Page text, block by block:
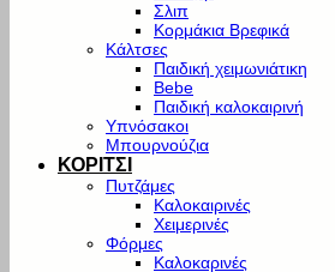
Σλιπ
Κορμάκια Βρεφικά
Κάλτσες
Παιδική χειμωνιάτικη
Bebe
Παιδική καλοκαιρινή
Υπνόσακοι
Μπουρνούζια
ΚΟΡΙΤΣΙ
Πυτζάμες
Καλοκαιρινές
Χειμερινές
Φόρμες
Καλοκαρινές